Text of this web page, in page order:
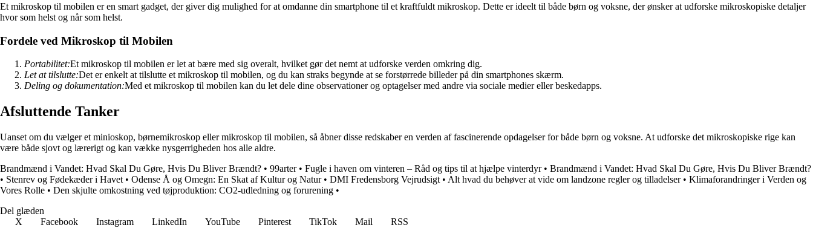
Et mikroskop til mobilen er en smart gadget, der giver dig mulighed for at omdanne din smartphone til et kraftfuldt mikroskop. Dette er ideelt til både børn og voksne, der ønsker at udforske mikroskopiske detaljer
hvor som helst og når som helst.
Fordele ved Mikroskop til Mobilen
Portabilitet:Et mikroskop til mobilen er let at bære med sig overalt, hvilket gør det nemt at udforske verden omkring dig.
Let at tilslutte:Det er enkelt at tilslutte et mikroskop til mobilen, og du kan straks begynde at se forstørrede billeder på din smartphones skærm.
Deling og dokumentation:Med et mikroskop til mobilen kan du let dele dine observationer og optagelser med andre via sociale medier eller beskedapps.
Afsluttende Tanker
Uanset om du vælger et minioskop, børnemikroskop eller mikroskop til mobilen, så åbner disse redskaber en verden af fascinerende opdagelser for både børn og voksne. At udforske det mikroskopiske rige kan
være både sjovt og lærerigt og kan vække nysgerrigheden hos alle aldre.
Brandmænd i Vandet: Hvad Skal Du Gøre, Hvis Du Bliver Brændt? • 99arter• Fugle i haven om vinteren – Råd og tips til at hjælpe vinterdyr• Brandmænd i Vandet: Hvad Skal Du Gøre, Hvis Du Bliver Brændt?
• Stenrev og Fødekæder i Havet • Odense Å og Omegn: En Skat af Kultur og Natur• DMI Fredensborg Vejrudsigt • Alt hvad du behøver at vide om landzone regler og tilladelser• Klimaforandringer i Verden og
Vores Rolle • Den skjulte omkostning ved tøjproduktion: CO2-udledning og forurening •
Del glæden
X
Facebook Instagram LinkedIn YouTube Pinterest TikTok Mail
RSS